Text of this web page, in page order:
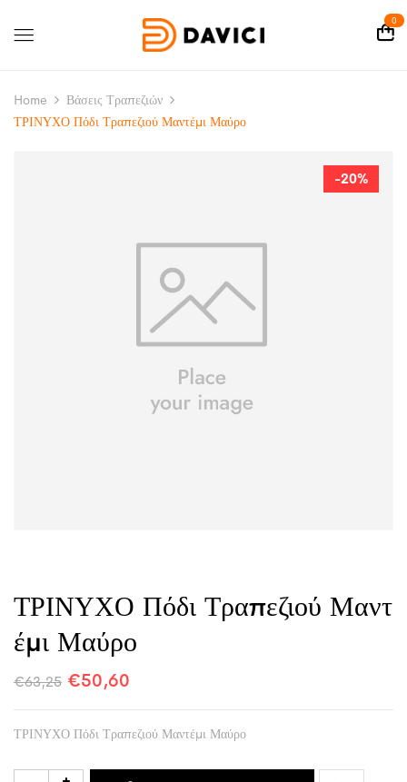
0
Home
Βάσεις Τραπεζιών
ΤΡΙΝΥΧΟ Πόδι Τραπεζιού Μαντέμι Μαύρο
-20%
ΤΡΙΝΥΧΟ Πόδι Τραπεζιού Μαντ
Έμι Μαύρο
€63,25 €50,60
ΤΡΙΝΥΧΟ Πόδι Τραπεζιού Μαντέμι Μαύρο